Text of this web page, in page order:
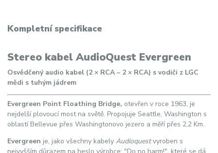
Kompletní specifikace
Stereo kabel AudioQuest Evergreen
Osvědčený audio kabel (2 × RCA – 2 × RCA) s vodiči z LGC
mědi s tuhým jádrem
Evergreen Point Floathing Bridge, otevřen v roce 1963, je
nejdelší plovoucí most na světě. Propojuje Seattle, Washington s
oblastí Bellevue přes Washingtonovo jezero a měří přes 2,2 Km.
Evergreen je, jako všechny kabely Audioquestvyroben s